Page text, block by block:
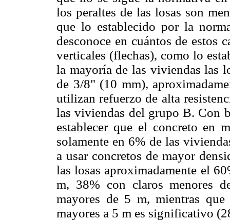
los peraltes de las losas son
que lo establecido por la
desconoce en cuántos de estos
verticales (flechas), como lo
la mayoría de las viviendas las
de 3/8" (10 mm),
utilizan refuerzo de alta
las viviendas del grupo B. Con
establecer que el concreto en
solamente en 6% de las
a usar concretos de mayor
las losas aproximadamente el
m, 38% con claros menores
mayores de 5 m, mientras
mayores a 5 m es significativo